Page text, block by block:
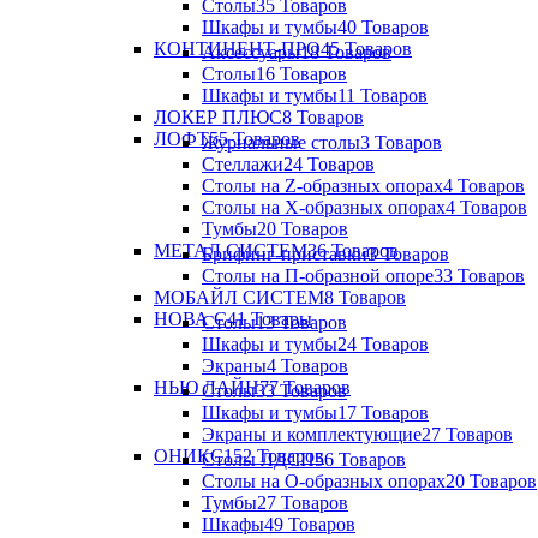
Столы35 Товаров
Шкафы и тумбы40 Товаров
КОНТИНЕНТ-ПРО45 Товаров
Аксессуары18 Товаров
Столы16 Товаров
Шкафы и тумбы11 Товаров
ЛОКЕР ПЛЮС8 Товаров
ЛОФТ55 Товаров
Журнальные столы3 Товаров
Стеллажи24 Товаров
Столы на Z-образных опорах4 Товаров
Столы на Х-образных опорах4 Товаров
Тумбы20 Товаров
МЕТАЛ СИСТЕМ36 Товаров
Брифинг-приставки3 Товаров
Столы на П-образной опоре33 Товаров
МОБАЙЛ СИСТЕМ8 Товаров
НОВА С41 Товары
Столы13 Товаров
Шкафы и тумбы24 Товаров
Экраны4 Товаров
НЬЮ ЛАЙН77 Товаров
Столы33 Товаров
Шкафы и тумбы17 Товаров
Экраны и комплектующие27 Товаров
ОНИКС152 Товаров
Столы ЛДСП56 Товаров
Столы на О-образных опорах20 Товаров
Тумбы27 Товаров
Шкафы49 Товаров